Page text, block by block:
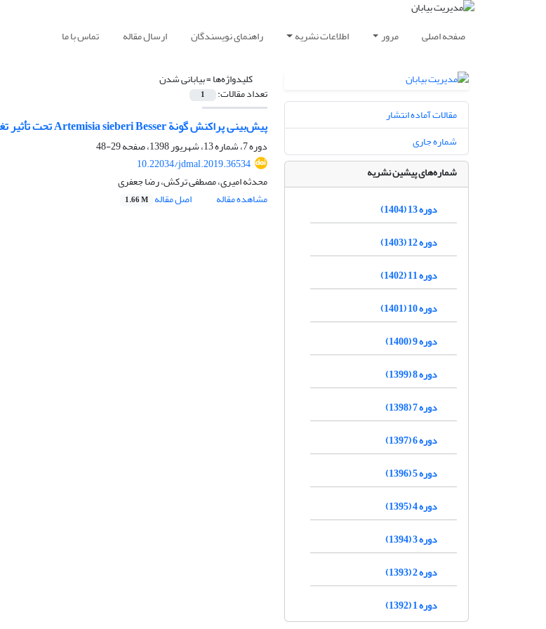
صفحه اصلی مرور اطلاعات نشریه راهنمای نویسندگان ارسال مقاله تماس با ما
کلیدواژه‌ها =بیابانی شدن
تعداد مقالات: 1
پیش‌بینی پراکنش گونة Artemisia sieberi Besser تحت تأثیر تغییر اقلیم در مراتع استپی و نیمه-استپی ایران- تورانی
دوره 7، شماره 13، شهریور 1398، صفحه
29-48
10.22034/jdmal.2019.36534
محدثه امیری، مصطفی ترکش، رضا جعفری
مشاهده مقاله
اصل مقاله 1.66 M
مقالات آماده انتشار
شماره جاری
شماره‌های پیشین نشریه
دوره 13 (1404)
دوره 12 (1403)
دوره 11 (1402)
دوره 10 (1401)
دوره 9 (1400)
دوره 8 (1399)
دوره 7 (1398)
دوره 6 (1397)
دوره 5 (1396)
دوره 4 (1395)
دوره 3 (1394)
دوره 2 (1393)
دوره 1 (1392)